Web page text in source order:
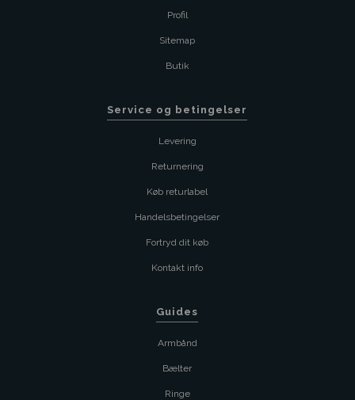
Profil
Sitemap
Butik
Service og betingelser
Levering
Returnering
Køb returlabel
Handelsbetingelser
Fortryd dit køb
Kontakt info
Guides
Armbånd
Bælter
Ringe